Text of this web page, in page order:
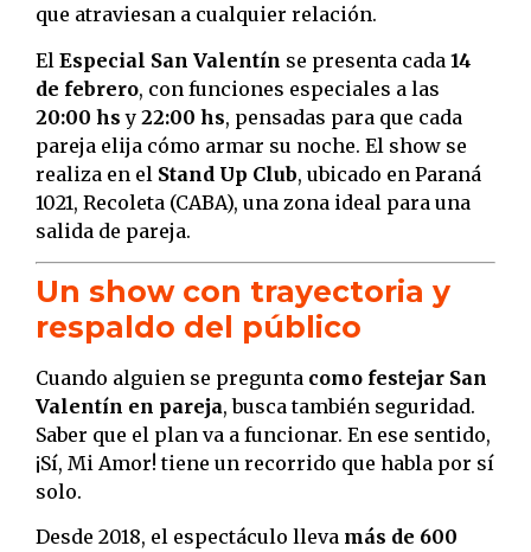
que atraviesan a cualquier relación.
El Especial San Valentín se presenta cada 14
de febrero, con funciones especiales a las
20:00 hs y 22:00 hs, pensadas para que cada
pareja elija cómo armar su noche. El show se
realiza en el Stand Up Club, ubicado en Paraná
1021, Recoleta (CABA), una zona ideal para una
salida de pareja.
Un show con trayectoria y
respaldo del público
Cuando alguien se pregunta como festejar San
Valentín en pareja, busca también seguridad.
Saber que el plan va a funcionar. En ese sentido,
¡Sí, Mi Amor! tiene un recorrido que habla por sí
solo.
Desde 2018, el espectáculo lleva más de 600